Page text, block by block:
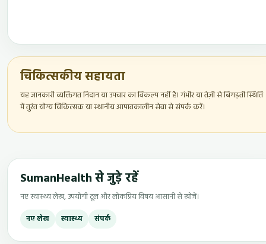
चिकित्सकीय सहायता
यह जानकारी व्यक्तिगत निदान या उपचार का विकल्प नहीं है। गंभीर या तेज़ी से बिगड़ती स्थिति
में तुरंत योग्य चिकित्सक या स्थानीय आपातकालीन सेवा से संपर्क करें।
SumanHealth से जुड़े रहें
नए स्वास्थ्य लेख, उपयोगी टूल और लोकप्रिय विषय आसानी से खोजें।
नए लेख स्वास्थ्य संपर्क